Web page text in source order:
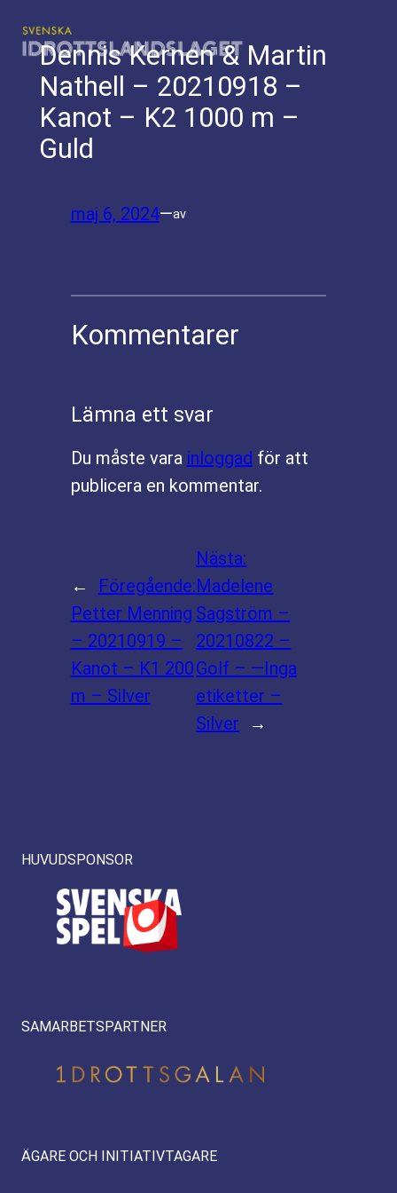
till
innehåll
Dennis Kernen & Martin
Nathell – 20210918 –
Kanot – K2 1000 m –
Guld
maj 6, 2024—av
Kommentarer
Lämna ett svar
Du måste vara inloggad för att
publicera en kommentar.
←
Föregående:
Petter Menning
– 20210919 –
Kanot – K1 200
m – Silver
Nästa:
Madelene
Sagström –
20210822 –
Golf – —Inga
etiketter –
Silver
→
HUVUDSPONSOR
SAMARBETSPARTNER
ÄGARE OCH INITIATIVTAGARE